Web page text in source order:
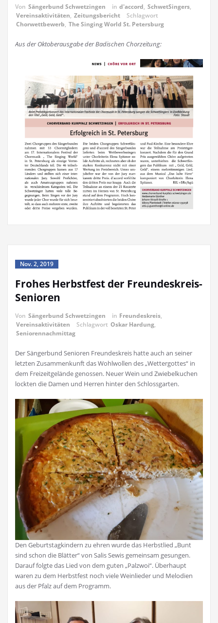
Von Sängerbund Schwetzingen in d'accord, SchwetSingers,
Vereinsaktivitäten, Zeitungsbericht
Schlagwort
Chorwettbewerb, The Singing World St. Petersburg
Aus der Oktoberausgabe der Badischen Chorzeitung:
Nov. 2, 2019
Frohes Herbstfest der Freundeskreis-
Senioren
Von Sängerbund Schwetzingen in Freundeskreis,
Vereinsaktivitäten
Schlagwort Oskar Hardung,
Seniorennachmittag
Der Sängerbund Senioren Freundeskreis hatte auch an seiner
letzten Zusammenkunft das Wohlwollen des „Wettergottes“ in
dem Freizeitgelände genossen. Neuer Wein und Zwiebelkuchen
lockten die Damen und Herren hinter den Schlossgarten.
Den Geburtstagkindern zu ehren wurde das Herbstlied „Bunt
sind schon die Blätter“ von Salis Sewis gemeinsam gesungen.
Darauf folgte das Lied von dem guten „Palzwoi“. Überhaupt
waren zu dem Herbstfest noch viele Weinlieder und Melodien
aus der Pfalz auf dem Programm.